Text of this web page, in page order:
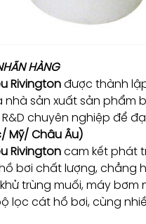
HÀNG
Rivingtonđược thành
nhà sản xuất sản phẩm
chuyên nghiệp để
Mỹ/ Châu Âu)
Rivingtoncam kết phát
bơi chất lượng, chẳng
trùng muối, máy bơm
lọc cát hồ bơi, cùng